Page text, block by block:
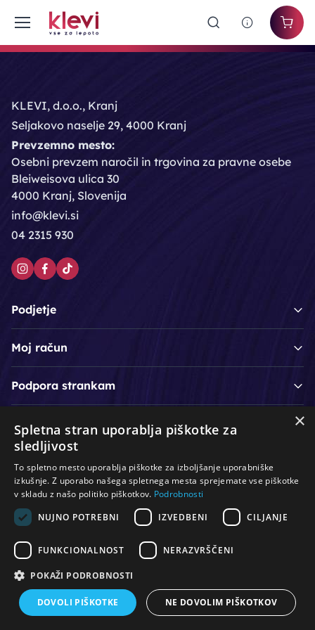
KLEVI, d.o.o., Kranj
Seljakovo naselje 29, 4000 Kranj
Prevzemno mesto:
Osebni prevzem naročil in trgovina za pravne osebe
Bleiweisova ulica 30
4000 Kranj, Slovenija
info@klevi.si
04 2315 930
Podjetje
Moj račun
Podpora strankam
Lasje & nega las Roke & nohti /
Oprema za salone / Čistoča & zaščita / Ostalo
×
Spletna stran uporablja piškotke za
sledljivost
To spletno mesto uporablja piškotke za izboljšanje uporabniške
izkušnje. Z uporabo našega spletnega mesta sprejemate vse piškotke
v skladu z našo politiko piškotkov. Podrobnosti
NUJNO POTREBNI
IZVEDBENI CILJANJE
FUNKCIONALNOST NERAZVRŠČENI
POKAŽI PODROBNOSTI
DOVOLI PIŠKOTKE NE DOVOLIM PIŠKOTKOV